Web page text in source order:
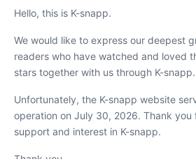
Hello, this is K-snapp.
We would like to express our deepest
readers who have watched and loved
stars together with us through K-snapp.
Unfortunately, the K-snapp website
operation on July 30, 2026. Thank you
support and interest in K-snapp.